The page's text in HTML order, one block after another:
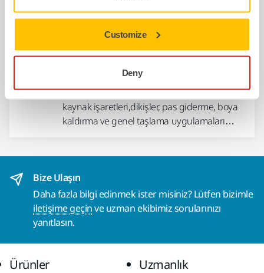
Customize
Deny
Mirka PBS 13NV 13x457mm
Mirka® Havalı Kalibre Zımpara Makinesi,
kaynak işaretleri,dikişler, pas giderme, boya
kaldırma ve genel taşlama uygulamaları…
Bize Ulaşın
Daha fazla bilgi edinmek ister misiniz? Lütfen bizimle
iletişime geçinve uzman ekibimiz sorularınızı
yanıtlasın.
Ürünler Uzmanlık